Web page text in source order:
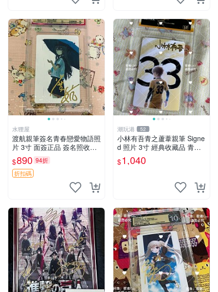
水狸屋
渡航親筆簽名青春戀愛物語照
片 3寸 面簽正品 簽名照收藏
推薦 電腦 動畫 原創漫畫
$890 94折
折扣碼
潮玩港 52
小林有吾青之蘆葦親筆 Signe
d 照片 3寸 經典收藏品 青之
蘆葦限量版 周邊 相框裝裱 青
之蘆葦 簽名照 小林有吾
$1,040